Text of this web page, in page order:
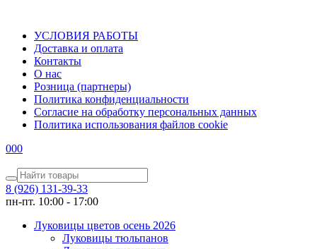
УСЛОВИЯ РАБОТЫ
Доставка и оплата
Контакты
О наc
Розница (партнеры)
Политика конфиденциальности
Согласие на обработку персональных данных
Политика использования файлов сookie
000
8 (926) 131-39-33
пн-пт. 10:00 - 17:00
Луковицы цветов осень 2026
Луковицы тюльпанов